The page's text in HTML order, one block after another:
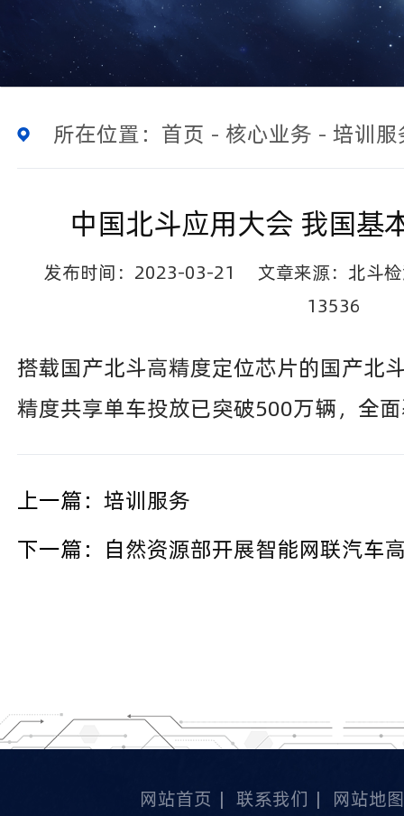
所在位置： 首页 - 核心业务 - 培训服
中国北斗应用大会 我国基
发布时间：2023-03-21
文章来源：北斗
13536
搭载国产北斗高精度定位芯片的国产北
精度共享单车投放已突破500万辆，全
上一篇： 培训服务
下一篇：
自然资源部开展智能网联汽车
网站首页 | 联系我们 | 网站地图